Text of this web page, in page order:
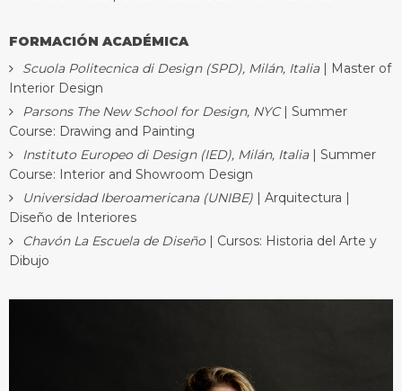
FORMACIÓN ACADÉMICA
Scuola Politecnica di Design (SPD), Milán, Italia| Master of
Interior Design
Parsons The New School for Design, NYC| Summer
Course: Drawing and Painting
Instituto Europeo di Design (IED), Milán, Italia| Summer
Course: Interior and Showroom Design
Universidad Iberoamericana (UNIBE) | Arquitectura |
Diseño de Interiores
Chavón La Escuela de Diseño| Cursos: Historia del Arte y
Dibujo